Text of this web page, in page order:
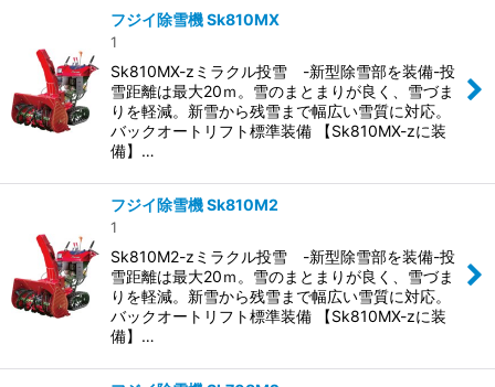
フジイ除雪機 Sk810MX
1
Sk810MX-zミラクル投雪 -新型除雪部を装備-投
雪距離は最大20ｍ。雪のまとまりが良く、雪づま
りを軽減。新雪から残雪まで幅広い雪質に対応。
バックオートリフト標準装備 【Sk810MX-zに装
備】…
フジイ除雪機 Sk810M2
1
Sk810M2-zミラクル投雪 -新型除雪部を装備-投
雪距離は最大20ｍ。雪のまとまりが良く、雪づま
りを軽減。新雪から残雪まで幅広い雪質に対応。
バックオートリフト標準装備 【Sk810MX-zに装
備】…